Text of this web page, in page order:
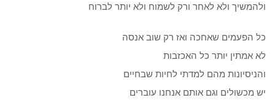
ולהמשיך ולא לאחר ורק לשמוח ולא יותר לברוח
כל הפעמים שאחכה ואז רק שוב אנסה
לא אמתין יותר כל האכזבות
והניסיונות מהם למדתי לחיות שבחיים
יש מכשולים וגם אותם אנחנו עוברים